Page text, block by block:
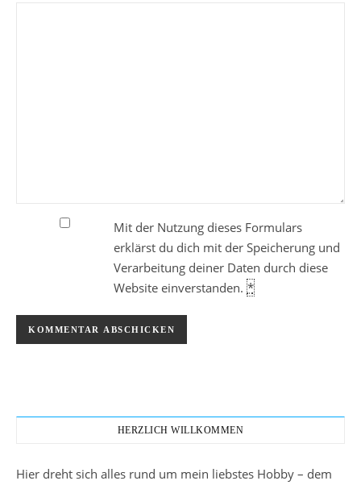
Mit der Nutzung dieses Formulars
erklärst du dich mit der Speicherung und
Verarbeitung deiner Daten durch diese
Website einverstanden. *
HERZLICH WILLKOMMEN
Hier dreht sich alles rund um mein liebstes Hobby – dem